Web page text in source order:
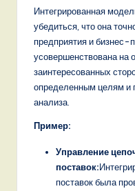
Интегрированная
убедиться, что она
предприятия и
усовершенствована на
заинтересованных
определенным целям и
анализа.
Пример:
Управление
поставок:
поставок была